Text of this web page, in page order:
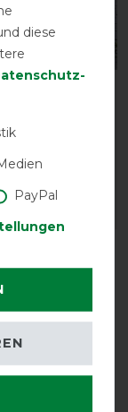
€
diese
PayPal